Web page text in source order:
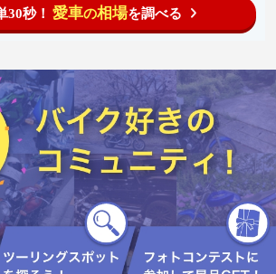
30秒！ 愛車の相場を調べる